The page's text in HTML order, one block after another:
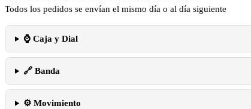
Todos los pedidos se envían el mismo día o al día siguiente
⌚ Caja y Dial
🔗 Banda
⚙️ Movimiento